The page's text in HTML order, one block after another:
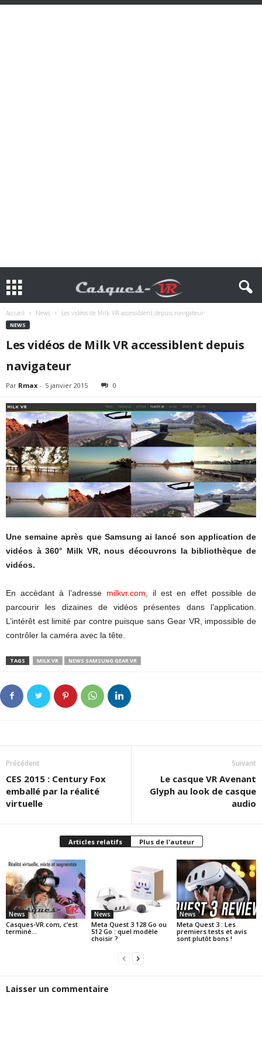
Accueil News Les vidéos de Milk VR accessiblent depuis navigateur
NEWS
Les vidéos de Milk VR accessiblent depuis
navigateur
Par Rmax - 5 janvier 2015 0
Une semaine après que Samsung ai lancé son application de
vidéos à 360° Milk VR, nous découvrons la bibliothèque de
vidéos.
En accèdant à l’adresse milkvr.com , il est en effet possible de
parcourir les dizaines de vidéos présentes dans l’application.
L’intérêt est limité par contre puisque sans Gear VR, impossible de
contrôler la caméra avec la tête.
TAGS MILK VR NEWS SAMSUNG GEAR VR
Précédent
CES 2015 : Century Fox
emballé par la réalité
virtuelle
Suivant
Le casque VR Avenant
Glyph au look de casque
audio
Articles relatifs Plus de l'auteur
News
Casques-VR.com, c’est
terminé…
News
Meta Quest 3 128 Go ou
512 Go : quel modèle
choisir ?
News
Meta Quest 3 : Les
premiers tests et avis
sont plutôt bons !
Laisser un commentaire